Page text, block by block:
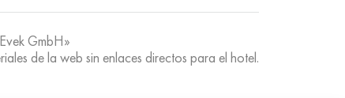
GmbH»
de la web sin enlaces directos para el hotel.